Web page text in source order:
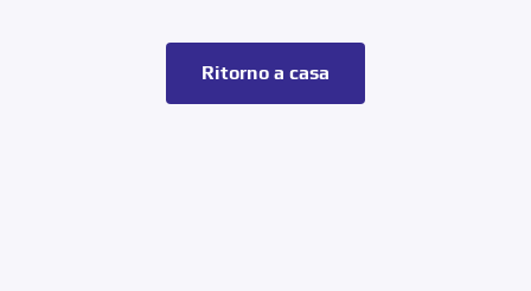
Ritorno a casa